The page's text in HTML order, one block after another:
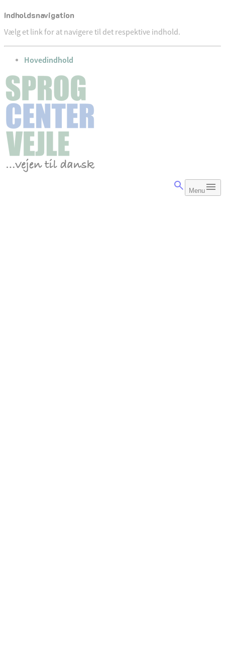
Indholdsnavigation
Vælg et link for at navigere til det respektive indhold.
gå til
Hovedindhold
Menu